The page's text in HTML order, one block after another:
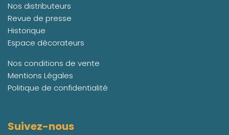
Nos distributeurs
Revue de presse
Historique
Espace décorateurs
Nos conditions de vente
Mentions Légales
Politique de confidentialité
Suivez-nous